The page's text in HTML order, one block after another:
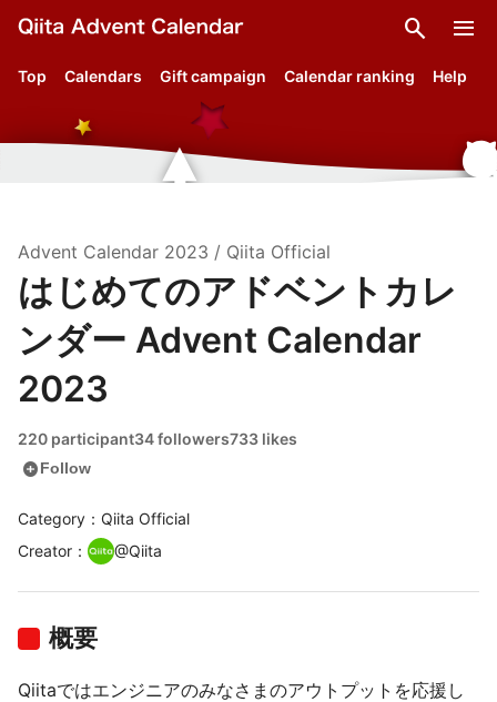
search menu
Top Calendars Gift campaign Calendar ranking Help
Advent Calendar 2023 / Qiita Official
はじめてのアドベントカレ
ンダー Advent Calendar
2023
220 participant34 followers733 likes
add_circleFollow
Category：Qiita Official
Creator ： @Qiita
概要
Qiitaではエンジニアのみなさまのアウトプットを応援し